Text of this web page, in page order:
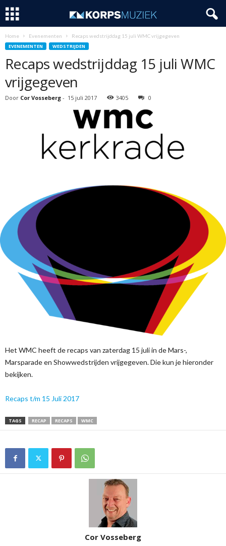
Home Evenementen Recaps wedstrijddag 15 juli WMC vrijgegeven
EVENEMENTEN WEDSTRIJDEN
Recaps wedstrijddag 15 juli WMC
vrijgegeven
Door Cor Vosseberg - 15 juli 2017 3405 0
Het WMC heeft de recaps van zaterdag 15 juli in de Mars-,
Marsparade en Showwedstrijden vrijgegeven. Die kun je hieronder
bekijken.
Recaps t/m 15 Juli 2017
TAGS RECAP RECAPS WMC
Cor Vosseberg